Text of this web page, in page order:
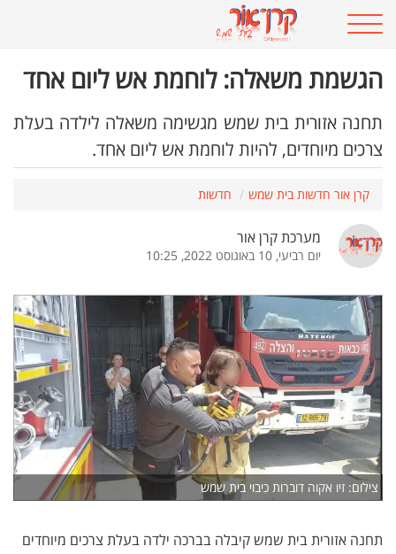
הגשמת משאלה: לוחמת אש ליום אחד
תחנה אזורית בית שמש מגשימה משאלה לילדה בעלת
צרכים מיוחדים, להיות לוחמת אש ליום אחד.
קרן אור חדשות בית שמש חדשות
מערכת קרן אור
יום רביעי, 10 באוגוסט 2022, 10:25
צילום: זיו אקוה דוברות כיבוי בית שמש
תחנה אזורית בית שמש קיבלה בברכה ילדה בעלת צרכים מיוחדים